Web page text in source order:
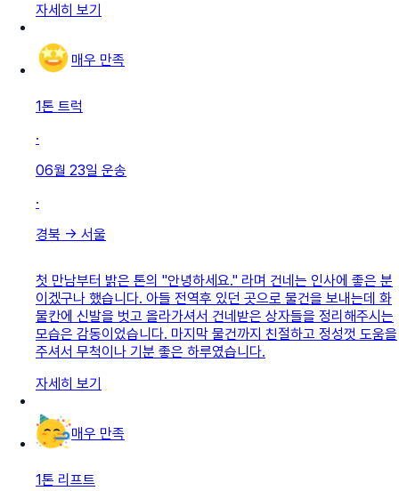
자세히 보기
매우 만족
1톤 트럭
·
06월 23일 운송
·
경북 → 서울
첫 만남부터 밝은 톤의 "안녕하세요." 라며 건네는 인사에 좋은 분
이겠구나 했습니다. 아들 전역후 있던 곳으로 물건을 보내는데 화
물칸에 신발을 벗고 올라가셔서 건네받은 상자들을 정리해주시는
모습은 감동이었습니다. 마지막 물건까지 친절하고 정성껏 도움을
주셔서 무척이나 기분 좋은 하루였습니다.
자세히 보기
매우 만족
1톤 리프트